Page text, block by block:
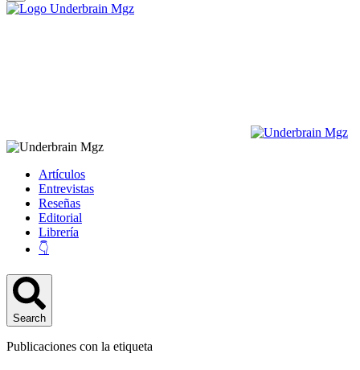
Artículos
Entrevistas
Reseñas
Editorial
Librería
👇
Search
Publicaciones con la etiqueta